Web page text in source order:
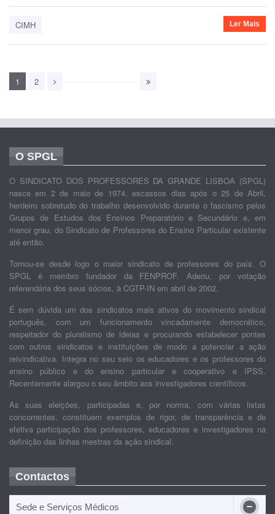
CIMH Ler Mais
1 2
O SPGL
O SINDICATO DOS PROFESSORES DA GRANDE LISBOA (SPGL)
nasce em 2 de maio de 1974, escassos dias após o 25 de Abril,
herdeiro sobretudo do trabalho desenvolvido durante o fascismo pelos
Grupos de Estudos dos Ensinos Preparatório e Secundário e, em
menor grau, do Sindicato de Professores do Ensino Particular existente
até então.
Tornou-se desde logo o maior sindicato de professores do país. O
SPGL é membro fundador da FENPROF. Aderiu, por votação
referendária dos seus sócios, à CGTP-IN em abril de 2002.
É sem dúvida um dos sindicatos mais ativos do movimento sindical
português, com um funcionamento vincadamente democrático,
respeitador do pluralismo de ideias e procurando estabelecer pontes
com outros sindicatos e instituições de modo a potenciar a ação
reivindicativa. Integra no seu seio os educadores e os professores do
ensino público e do ensino particular e cooperativo e IPSS.
Recentemente alargou o seu âmbito aos investigadores científicos.
As suas eleições, participadas e, por norma, com várias listas
concorrentes, constituem exemplos de rigor, de transparência e de
efetiva participação dos professores, educadores e investigadores na
definição das linhas mestras da ação sindical.
Contactos
Sede e Serviços Médicos